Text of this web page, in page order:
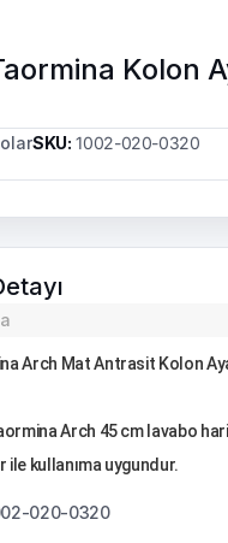
Kolon
SKU: 1002-020-0320
Arch Mat Antrasit Kolon
Arch 45 cm lavabo
ile kullanıma uygundur.
020-0320